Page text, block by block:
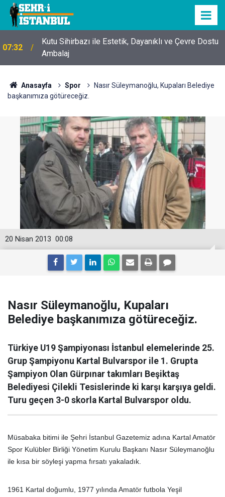
07:32
Kutu Sihirbazı ile Estetik, Dayanıklı ve Çevre Dostu
Ambalaj
Anasayfa Spor
Nasır Süleymanoğlu, Kupaları Belediye
başkanımıza götüreceğiz.
00:08
20 Nisan 2013
Nasır Süleymanoğlu, Kupaları
Belediye başkanımıza götüreceğiz.
Türkiye U19 Şampiyonası İstanbul elemelerinde 25.
Grup Şampiyonu Kartal Bulvarspor ile 1. Grupta
Şampiyon Olan Gürpınar takımları Beşiktaş
Belediyesi Çilekli Tesislerinde ki karşı karşıya geldi.
Turu geçen 3-0 skorla Kartal Bulvarspor oldu.
Müsabaka bitimi ile Şehri İstanbul Gazetemiz adına Kartal Amatör
Spor Kulübler Birliği Yönetim Kurulu Başkanı Nasır Süleymanoğlu
ile kısa bir söyleşi yapma fırsatı yakaladık.
1961 Kartal doğumlu, 1977 yılında Amatör futbola Yeşil